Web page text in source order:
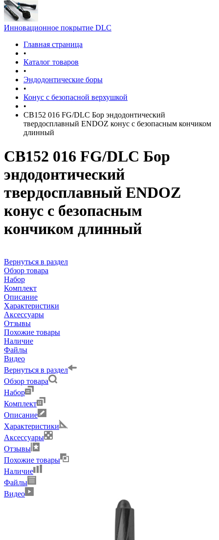
Инновационное покрытие DLC
Главная страница
•
Каталог товаров
•
Эндодонтические боры
•
Конус с безопасной верхушкой
•
CB152 016 FG/DLC Бор эндодонтический
твердосплавный ENDOZ конус с безопасным кончиком
длинный
CB152 016 FG/DLC Бор
эндодонтический
твердосплавный ENDOZ
конус с безопасным
кончиком длинный
Вернуться в раздел
Обзор товара
Набор
Комплект
Описание
Характеристики
Аксессуары
Отзывы
Похожие товары
Наличие
Файлы
Видео
Вернуться в раздел
Обзор товара
Набор
Комплект
Описание
Характеристики
Аксессуары
Отзывы
Похожие товары
Наличие
Файлы
Видео